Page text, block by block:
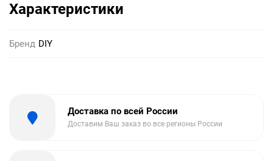
Характеристики
Бренд DIY
Доставка по всей России
Доставим Ваш заказ во все регионы России